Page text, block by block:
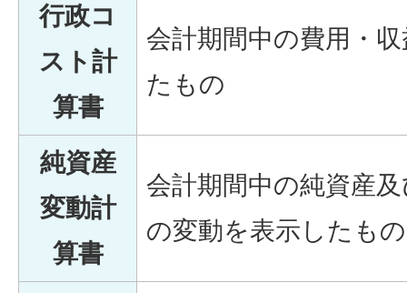
行政コ
スト計
算書
会計期間中の費用・
たもの
純資産
変動計
算書
会計期間中の純資産
の変動を表示したもの